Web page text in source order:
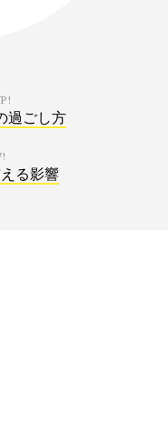
過ごし方
る影響